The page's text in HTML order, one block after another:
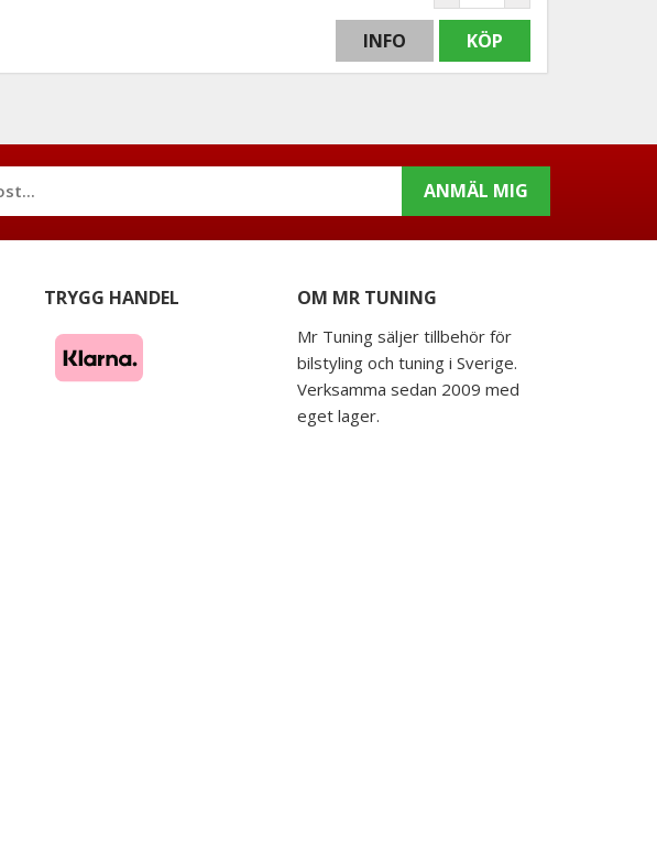
INFO KÖP
ANMÄL MIG
TRYGG HANDEL OM MR TUNING
Mr Tuning säljer tillbehör för
bilstyling och tuning i Sverige.
Verksamma sedan 2009 med
eget lager.